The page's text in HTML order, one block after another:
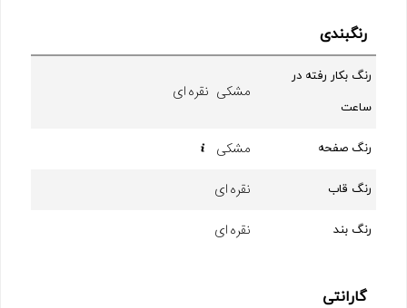
رنگبندی
رنگ بکار رفته در
ساعت
مشکی نقره ای
رنگ صفحه مشکی
رنگ قاب نقره ای
رنگ بند نقره ای
گارانتی